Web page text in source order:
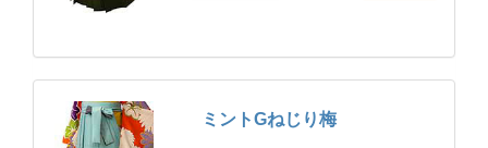
ミントGねじり梅